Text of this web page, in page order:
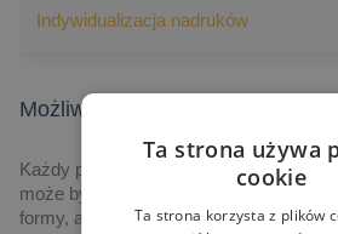
Indywidualizacja nadruków
Możliwości indywidualizacji
Każdy produkt prezentowany na naszej
może być indywidualizowany,
formy, aż po grafikę i technologię
Ta strona używa
cookie
Ta strona korzysta z plików